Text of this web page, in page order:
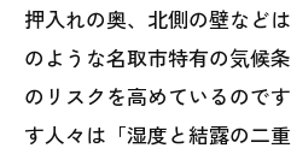
押入れの奥、北側の壁など
のような名取市特有の気候
のリスクを高めているので
す人々は「湿度と結露の二